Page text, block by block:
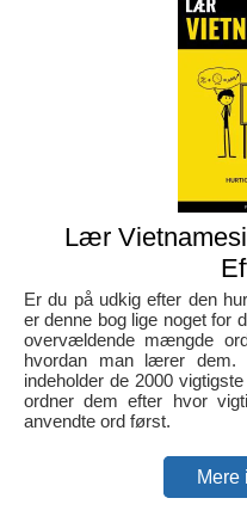
Lær
Er du på udkig efter den
er denne bog lige noget for
overvældende mængde
hvordan man lærer dem.
indeholder de 2000
ordner dem efter hvor
anvendte ord først.
Mere